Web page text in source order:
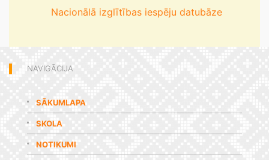
Nacionālā izglītības iespēju datubāze
NAVIGĀCIJA
SĀKUMLAPA
SKOLA
NOTIKUMI